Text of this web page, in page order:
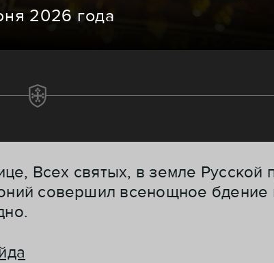
2026 года
Всех святых, в земле Русской
совершил всенощное